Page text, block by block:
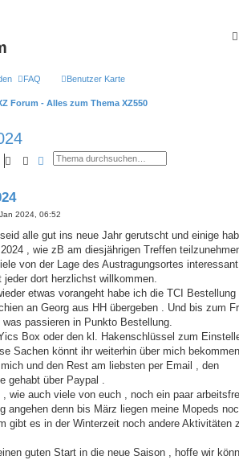
FAQ Benutzer Karte
Forum - Alles zum Thema XZ550
SucheErweiterte Suche
2024, 06:52
alle gut ins neue Jahr gerutscht und einige
, wie zB am diesjährigen Treffen
von der Lage des Austragungsortes
dort herzlichst willkommen.
etwas vorangeht habe ich die TCI Bestellung
an Georg aus HH übergeben . Und bis zum
passieren in Punkto Bestellung.
Box oder den kl. Hakenschlüssel zum
Sachen könnt ihr weiterhin über mich
und den Rest am liebsten per Email , den
gehabt über Paypal .
, wie auch viele von euch , noch ein paar
angehen denn bis März liegen meine Mopeds
gibt es in der Winterzeit noch andere Aktivitäten
guten Start in die neue Saison , hoffe wir